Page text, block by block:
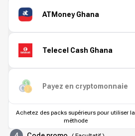
ATMoney Ghana
Telecel Cash Ghana
Payez en cryptomonnaie
Achetez des packs supérieurs pour utiliser la
méthode